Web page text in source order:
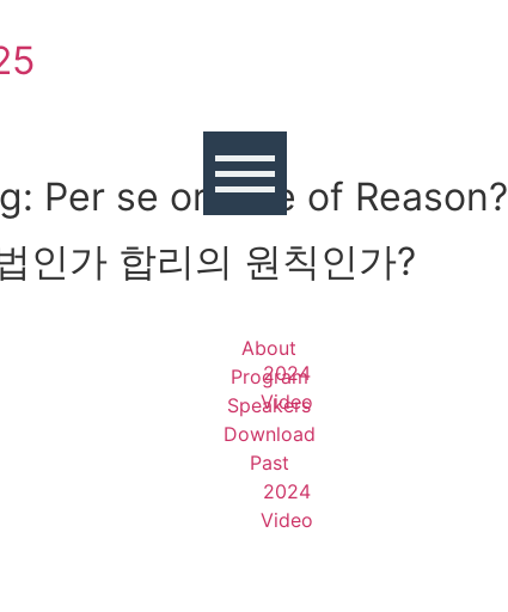
2024
Video
About
Program
Speakers
Download
Past
2024
Video
Per se or Rule of Reason?
인가 합리의 원칙인가?